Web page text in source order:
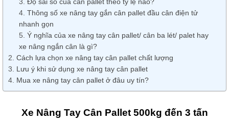
Thông số xe nâng tay gắn cân pallet đầu cân điện tử
nhanh gọn
Ý nghĩa của xe nâng tay cân pallet/ cân ba lét/ palet hay
xe nâng ngắn cân là gì?
Cách lựa chọn xe nâng tay cân pallet chất lượng
Lưu ý khi sử dụng xe nâng tay cân pallet
Mua xe nâng tay cân pallet ở đâu uy tín?
Xe Nâng Tay Cân Pallet 500kg đến 3 tấn